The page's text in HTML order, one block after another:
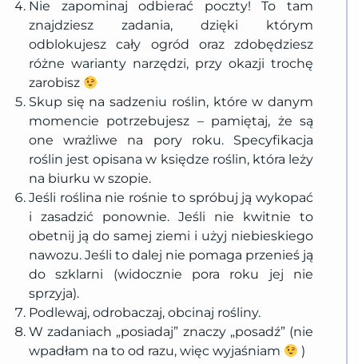
Nie zapominaj odbierać poczty! To tam
znajdziesz zadania, dzięki którym
odblokujesz cały ogród oraz zdobędziesz
różne warianty narzędzi, przy okazji trochę
zarobisz
Skup się na sadzeniu roślin, które w danym
momencie potrzebujesz – pamiętaj, że są
one wrażliwe na pory roku. Specyfikacja
roślin jest opisana w księdze roślin, która leży
na biurku w szopie.
Jeśli roślina nie rośnie to spróbuj ją wykopać
i zasadzić ponownie. Jeśli nie kwitnie to
obetnij ją do samej ziemi i użyj niebieskiego
nawozu. Jeśli to dalej nie pomaga przenieś ją
do szklarni (widocznie pora roku jej nie
sprzyja).
Podlewaj, odrobaczaj, obcinaj rośliny.
W zadaniach „posiadaj” znaczy „posadź” (nie
wpadłam na to od razu, więc wyjaśniam
)